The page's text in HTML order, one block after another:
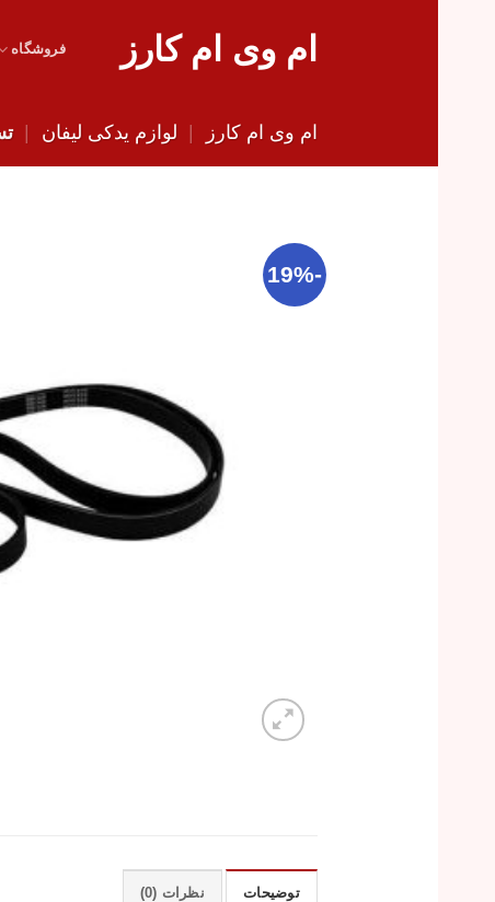
ام وی ام کارز فروشگاه
ام وی ام کارز | لوازم یدکی لیفان |
-19%
توضیحات نظرات (0)